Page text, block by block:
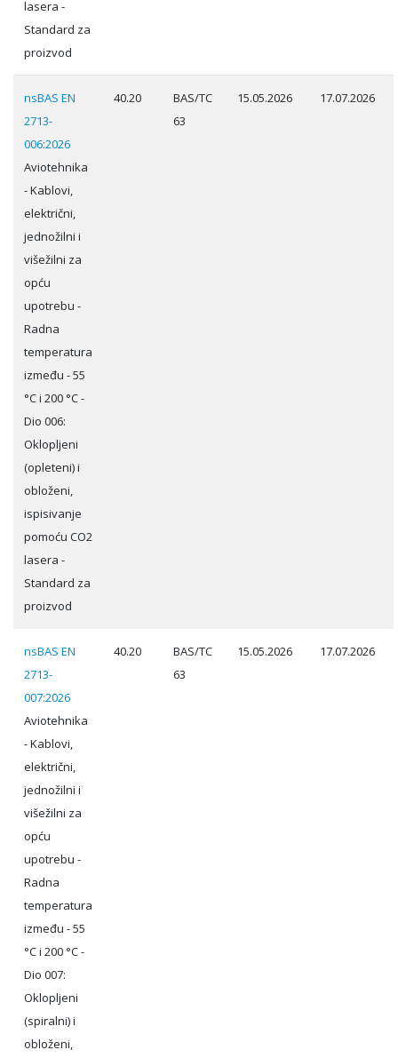
lasera -
Standard za
proizvod
nsBAS EN
2713-
006:2026
Aviotehnika
- Kablovi,
električni,
jednožilni i
višežilni za
opću
upotrebu -
Radna
temperatura
između - 55
°C i 200 °C -
Dio 006:
Oklopljeni
(opleteni) i
obloženi,
ispisivanje
pomoću CO2
lasera -
Standard za
proizvod
40.20
BAS/TC
63
15.05.2026 17.07.2026
nsBAS EN
2713-
007:2026
Aviotehnika
- Kablovi,
električni,
jednožilni i
višežilni za
opću
upotrebu -
Radna
temperatura
između - 55
°C i 200 °C -
Dio 007:
Oklopljeni
(spiralni) i
obloženi,
40.20
BAS/TC
63
15.05.2026 17.07.2026